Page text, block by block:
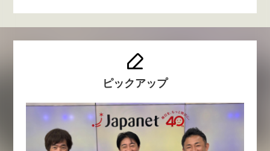
ピックアップ